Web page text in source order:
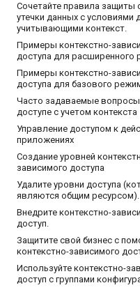
Сочетайте правила защиты
утечки данных с условиями
учитывающими контекст.
Примеры контекстно-
доступа для расширенного
Примеры контекстно-
доступа для базового
Часто задаваемые
доступе с учетом контекста
Управление доступом к
приложениях
Создание уровней
зависимого доступа
Удалите уровни доступа
являются общим ресурсом).
Внедрите контекстно-
доступ.
Защитите свой бизнес с
контекстно-зависимого
Используйте контекстно-
доступ с группами